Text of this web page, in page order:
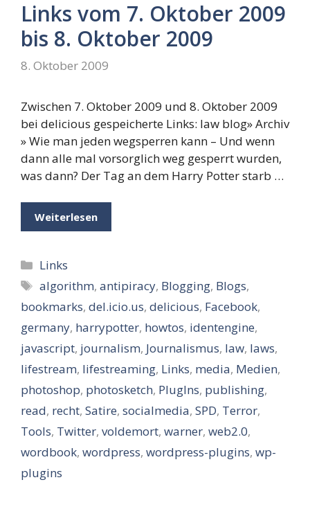
Links vom 7. Oktober 2009
bis 8. Oktober 2009
8. Oktober 2009
Zwischen 7. Oktober 2009 und 8. Oktober 2009
bei delicious gespeicherte Links: law blog» Archiv
» Wie man jeden wegsperren kann – Und wenn
dann alle mal vorsorglich weg gesperrt wurden,
was dann? Der Tag an dem Harry Potter starb …
Weiterlesen
Kategorien
Links
Schlagwörter
algorithm,antipiracy, Blogging, Blogs,
bookmarks, del.icio.us, delicious, Facebook,
germany, harrypotter, howtos, identengine,
javascript, journalism, Journalismus, law, laws,
lifestream, lifestreaming, Links, media, Medien,
photoshop, photosketch, PlugIns, publishing,
read, recht, Satire, socialmedia, SPD, Terror,
Tools, Twitter, voldemort, warner, web2.0,
wordbook, wordpress, wordpress-plugins, wp-
plugins